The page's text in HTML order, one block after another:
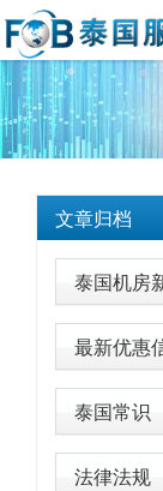
文章归档
泰国机房
最新优惠
泰国常识
法律法规